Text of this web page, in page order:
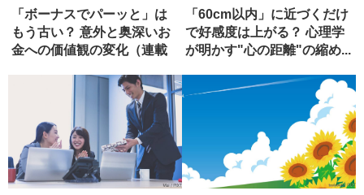
「ボーナスでパーッと」は
もう古い？ 意外と奥深いお
金への価値観の変化（連載
「60cm以内」に近づくだけ
で好感度は上がる？ 心理学
が明かす"心の距離"の縮め...